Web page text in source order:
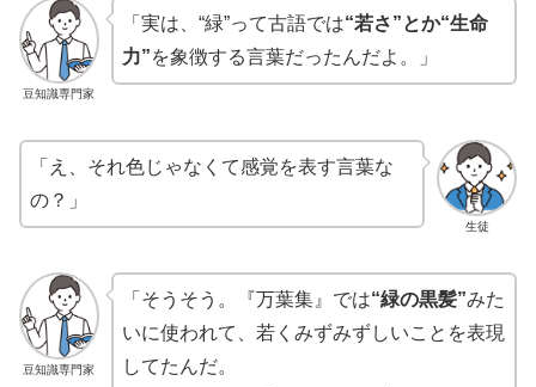
豆知識専門家
「実は、“緑”って古語では“若さ”とか“生命
力”を象徴する言葉だったんだよ。」
生徒
「え、それ色じゃなくて感覚を表す言葉な
の？」
豆知識専門家
「そうそう。『万葉集』では“緑の黒髪”みた
いに使われて、若くみずみずしいことを表現
してたんだ。